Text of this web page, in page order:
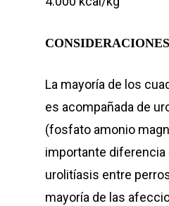
La mayoría de los
es acompañada de
(fosfato amonio
importante diferencia
urolitíasis entre
mayoría de las